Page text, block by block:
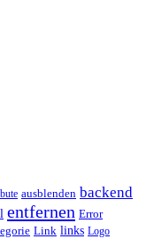
ausblenden backend
entfernen Error
Link links Logo